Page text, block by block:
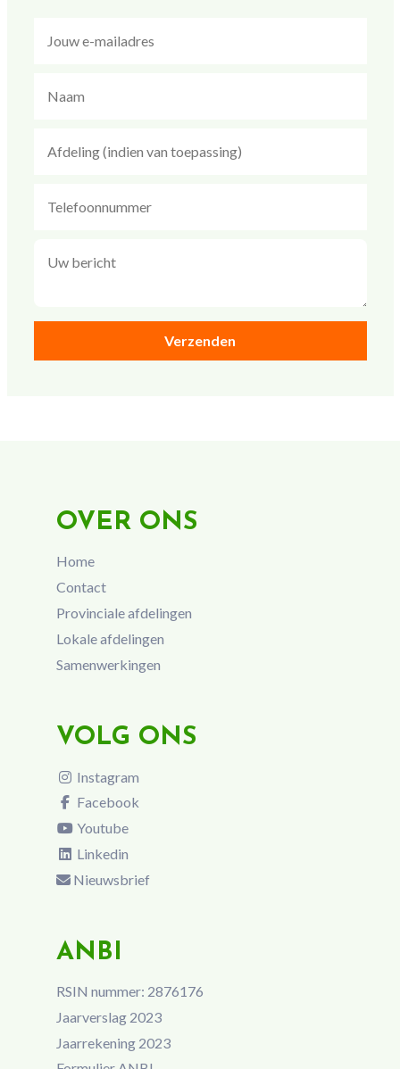
OVER ONS
Home
Contact
Provinciale afdelingen
Lokale afdelingen
Samenwerkingen
VOLG ONS
Instagram
Facebook
Youtube
Linkedin
Nieuwsbrief
ANBI
RSIN nummer: 2876176
Jaarverslag 2023
Jaarrekening 2023